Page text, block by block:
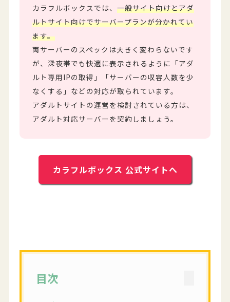
カラフルボックスでは、一般サイト向けとアダ
ルトサイト向けでサーバープランが分かれてい
ます。
両サーバーのスペックは大きく変わらないです
が、深夜帯でも快適に表示されるように「アダ
ルト専用IPの取得」「サーバーの収容人数を少
なくする」などの対応が取られています。
アダルトサイトの運営を検討されている方は、
アダルト対応サーバーを契約しましょう。
カラフルボックス 公式サイトへ
目次